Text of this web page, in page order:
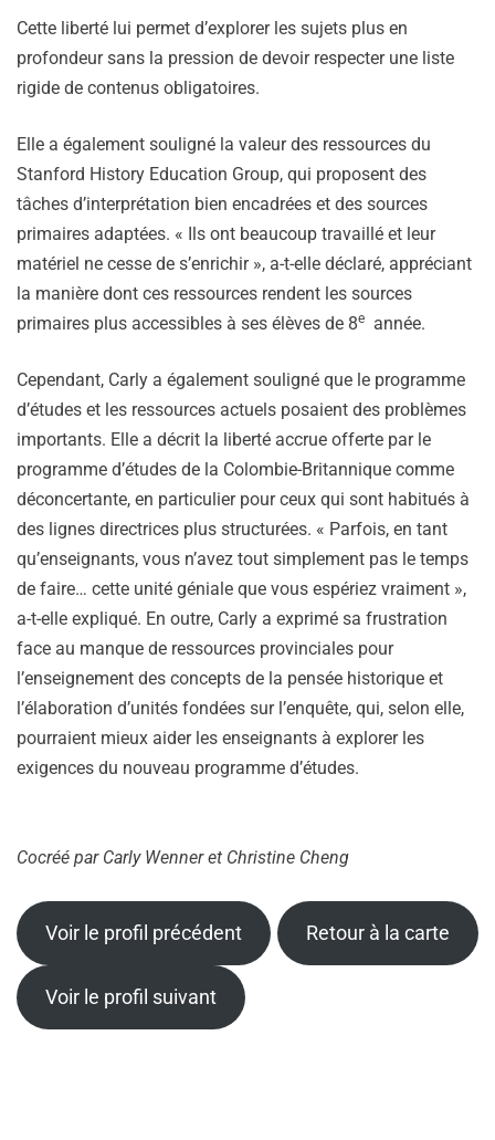
Cette liberté lui permet d’explorer les sujets plus en
profondeur sans la pression de devoir respecter une liste
rigide de contenus obligatoires.
Elle a également souligné la valeur des ressources du
Stanford History Education Group, qui proposent des
tâches d’interprétation bien encadrées et des sources
primaires adaptées. « Ils ont beaucoup travaillé et leur
matériel ne cesse de s’enrichir », a-t-elle déclaré, appréciant
la manière dont ces ressources rendent les sources
primaires plus accessibles à ses élèves de 8e année.
Cependant, Carly a également souligné que le programme
d’études et les ressources actuels posaient des problèmes
importants. Elle a décrit la liberté accrue offerte par le
programme d’études de la Colombie-Britannique comme
déconcertante, en particulier pour ceux qui sont habitués à
des lignes directrices plus structurées. « Parfois, en tant
qu’enseignants, vous n’avez tout simplement pas le temps
de faire… cette unité géniale que vous espériez vraiment »,
a-t-elle expliqué. En outre, Carly a exprimé sa frustration
face au manque de ressources provinciales pour
l’enseignement des concepts de la pensée historique et
l’élaboration d’unités fondées sur l’enquête, qui, selon elle,
pourraient mieux aider les enseignants à explorer les
exigences du nouveau programme d’études.
Cocréé parCarly Wenner et Christine Cheng
Voir le profil précédent Retour à la carte
Voir le profil suivant